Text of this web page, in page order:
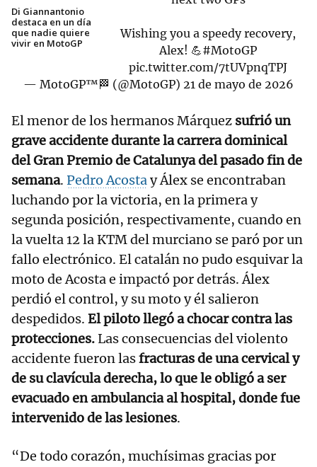
Di Giannantonio
destaca en un día
que nadie quiere
vivir en MotoGP
Wishing you a speedy recovery,
Alex! 💪#MotoGP
pic.twitter.com/7tUVpnqTPJ
— MotoGP™🏁 (@MotoGP) 21 de mayo de 2026
El menor de los hermanos Márquez sufrió un
grave accidente durante la carrera dominical
del Gran Premio de Catalunya del pasado fin de
semana. Pedro Acostay Álex se encontraban
luchando por la victoria, en la primera y
segunda posición, respectivamente, cuando en
la vuelta 12 la KTM del murciano se paró por un
fallo electrónico. El catalán no pudo esquivar la
moto de Acosta e impactó por detrás. Álex
perdió el control, y su moto y él salieron
despedidos. El piloto llegó a chocar contra las
protecciones.Las consecuencias del violento
accidente fueron lasfracturas de una cervical y
de su clavícula derecha, lo que le obligó a ser
evacuado en ambulancia al hospital, donde fue
intervenido de las lesiones.
“De todo corazón, muchísimas gracias por